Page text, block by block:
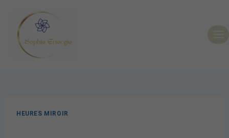
HEURES MIROIR